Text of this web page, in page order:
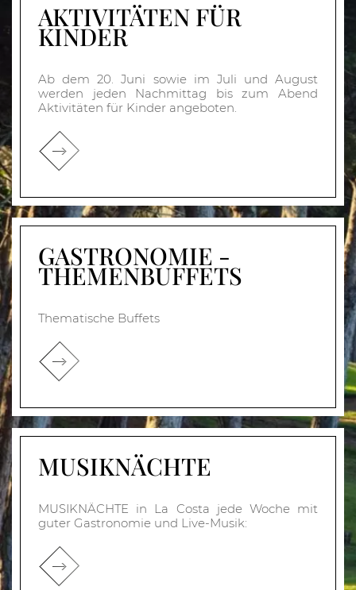
AKTIVITÄTEN FÜR
KINDER
Ab dem 20. Juni sowie im Juli und August
werden jeden Nachmittag bis zum Abend
Aktivitäten für Kinder angeboten.
GASTRONOMIE -
THEMENBUFFETS
Thematische Buffets
MUSIKNÄCHTE
MUSIKNÄCHTE in La Costa jede Woche mit
guter Gastronomie und Live-Musik: